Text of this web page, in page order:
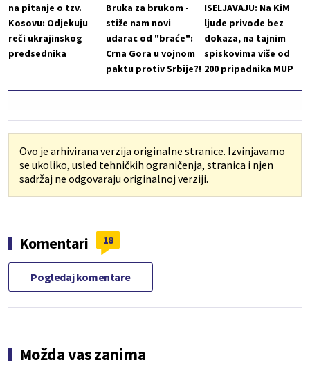
na pitanje o tzv.
Kosovu: Odjekuju
reči ukrajinskog
predsednika
Bruka za brukom -
stiže nam novi
udarac od "braće":
Crna Gora u vojnom
paktu protiv Srbije?!
ISELJAVAJU: Na KiM
ljude privode bez
dokaza, na tajnim
spiskovima više od
200 pripadnika MUP
Ovo je arhivirana verzija originalne stranice. Izvinjavamo
se ukoliko, usled tehničkih ograničenja, stranica i njen
sadržaj ne odgovaraju originalnoj verziji.
Komentari 18
Pogledaj komentare
Možda vas zanima